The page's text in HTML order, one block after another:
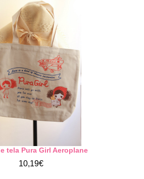
tela Pura Girl Aeroplane
10,19€